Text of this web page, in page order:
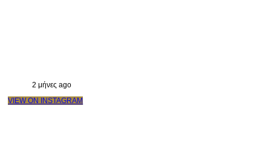
2 μήνες ago
VIEW ON INSTAGRAM